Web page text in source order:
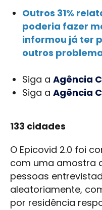
Outros 31%
poderia fazer
informou já ter
outros
Siga a Agência
Siga a Agência
133 cidades
O Epicovid 2.0 foi
com uma amostra
pessoas
aleatoriamente,
por residência